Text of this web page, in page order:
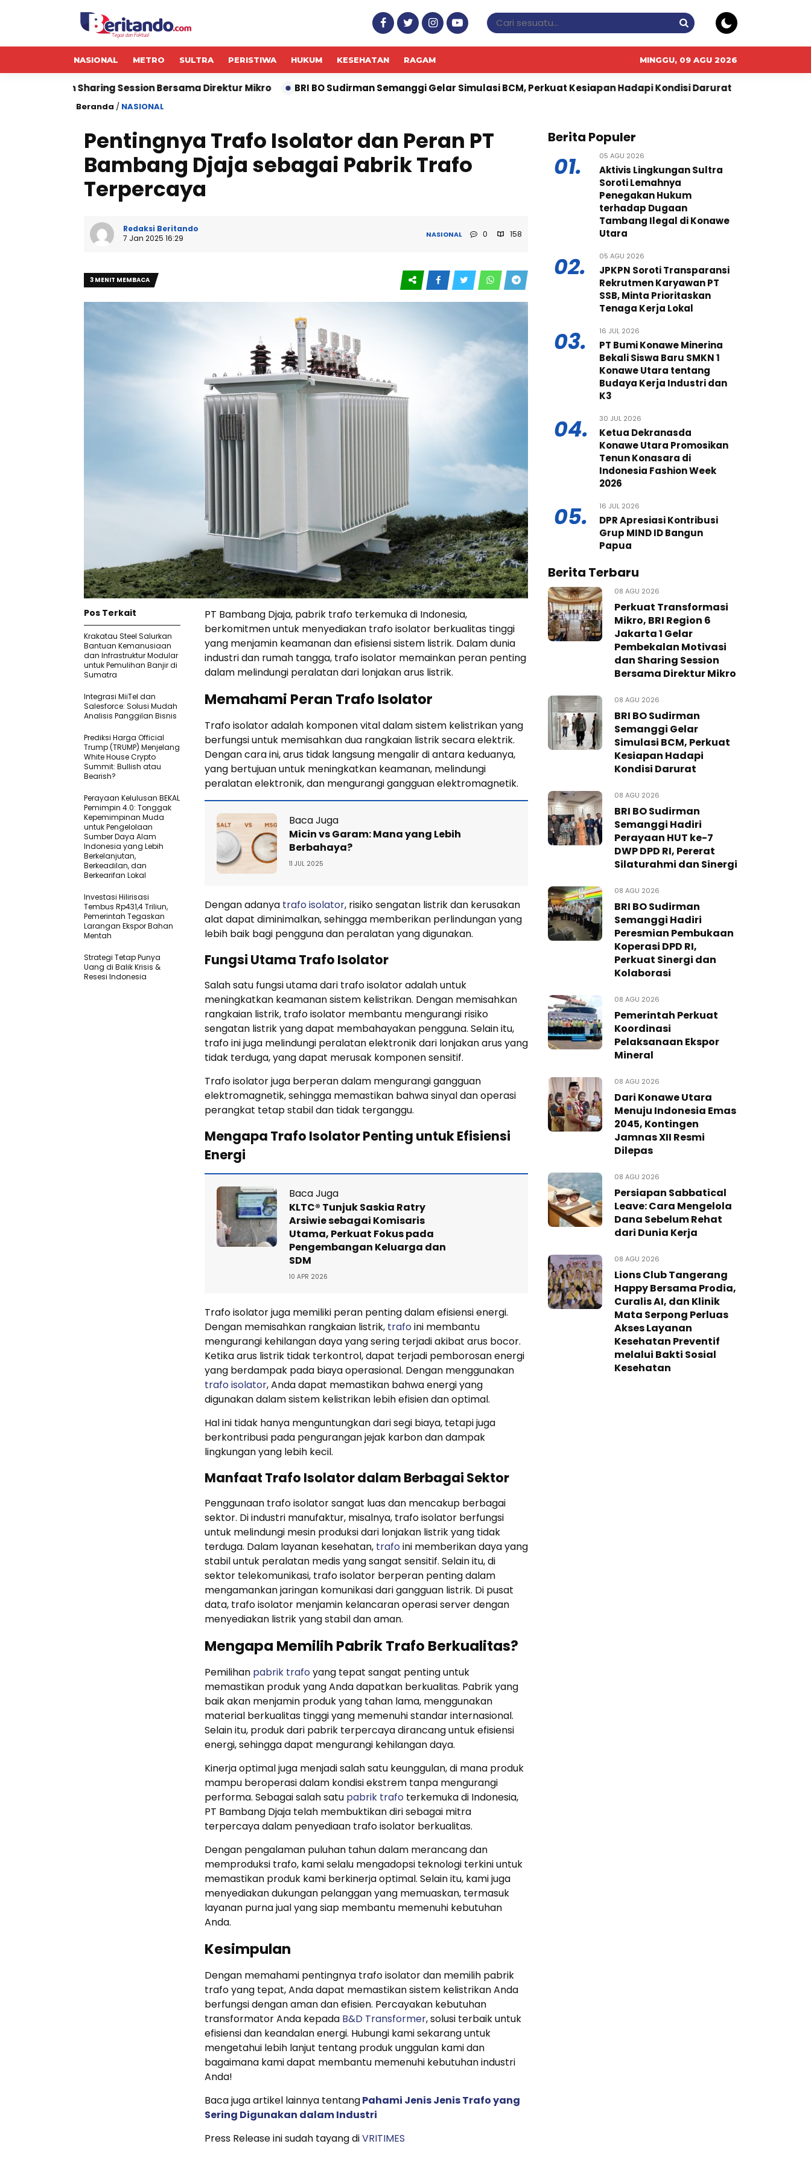
NASIONAL METRO SULTRA PERISTIWA HUKUM KESEHATAN RAGAM MINGGU, 09 AGU 2026
Session Bersama Direktur Mikro BRI BO Sudirman Semanggi Gelar Simulasi BCM, Perkuat Kesiapan Hadapi Kondisi Darurat BRI BO Sudirman Semanggi
Beranda / NASIONAL
Pentingnya Trafo Isolator dan Peran PT
Bambang Djaja sebagai Pabrik Trafo
Terpercaya
Redaksi Beritando
7 Jan 2025 16:29
NASIONAL 0 158
3 MENIT MEMBACA
PT Bambang Djaja, pabrik trafo terkemuka di Indonesia,
berkomitmen untuk menyediakan trafo isolator berkualitas tinggi
yang menjamin keamanan dan efisiensi sistem listrik. Dalam dunia
industri dan rumah tangga, trafo isolator memainkan peran penting
dalam melindungi peralatan dari lonjakan arus listrik.
Memahami Peran Trafo Isolator
Trafo isolator adalah komponen vital dalam sistem kelistrikan yang
berfungsi untuk memisahkan dua rangkaian listrik secara elektrik.
Dengan cara ini, arus tidak langsung mengalir di antara keduanya,
yang bertujuan untuk meningkatkan keamanan, melindungi
peralatan elektronik, dan mengurangi gangguan elektromagnetik.
Baca Juga
Micin vs Garam: Mana yang Lebih
Berbahaya?
11 JUL 2025
Dengan adanya trafo isolator, risiko sengatan listrik dan kerusakan
alat dapat diminimalkan, sehingga memberikan perlindungan yang
lebih baik bagi pengguna dan peralatan yang digunakan.
Fungsi Utama Trafo Isolator
Salah satu fungsi utama dari trafo isolator adalah untuk
meningkatkan keamanan sistem kelistrikan. Dengan memisahkan
rangkaian listrik, trafo isolator membantu mengurangi risiko
sengatan listrik yang dapat membahayakan pengguna. Selain itu,
trafo ini juga melindungi peralatan elektronik dari lonjakan arus yang
tidak terduga, yang dapat merusak komponen sensitif.
Trafo isolator juga berperan dalam mengurangi gangguan
elektromagnetik, sehingga memastikan bahwa sinyal dan operasi
perangkat tetap stabil dan tidak terganggu.
Mengapa Trafo Isolator Penting untuk Efisiensi
Energi
Baca Juga
KLTC® Tunjuk Saskia Ratry
Arsiwie sebagai Komisaris
Utama, Perkuat Fokus pada
Pengembangan Keluarga dan
SDM
10 APR 2026
Trafo isolator juga memiliki peran penting dalam efisiensi energi.
Dengan memisahkan rangkaian listrik, trafoini membantu
mengurangi kehilangan daya yang sering terjadi akibat arus bocor.
Ketika arus listrik tidak terkontrol, dapat terjadi pemborosan energi
yang berdampak pada biaya operasional. Dengan menggunakan
trafo isolator, Anda dapat memastikan bahwa energi yang
digunakan dalam sistem kelistrikan lebih efisien dan optimal.
Hal ini tidak hanya menguntungkan dari segi biaya, tetapi juga
berkontribusi pada pengurangan jejak karbon dan dampak
lingkungan yang lebih kecil.
Manfaat Trafo Isolator dalam Berbagai Sektor
Penggunaan trafo isolator sangat luas dan mencakup berbagai
sektor. Di industri manufaktur, misalnya, trafo isolator berfungsi
untuk melindungi mesin produksi dari lonjakan listrik yang tidak
terduga. Dalam layanan kesehatan, trafoini memberikan daya yang
stabil untuk peralatan medis yang sangat sensitif. Selain itu, di
sektor telekomunikasi, trafo isolator berperan penting dalam
mengamankan jaringan komunikasi dari gangguan listrik. Di pusat
data, trafo isolator menjamin kelancaran operasi server dengan
menyediakan listrik yang stabil dan aman.
Mengapa Memilih Pabrik Trafo Berkualitas?
Pemilihan pabrik trafoyang tepat sangat penting untuk
memastikan produk yang Anda dapatkan berkualitas. Pabrik yang
baik akan menjamin produk yang tahan lama, menggunakan
material berkualitas tinggi yang memenuhi standar internasional.
Selain itu, produk dari pabrik terpercaya dirancang untuk efisiensi
energi, sehingga dapat mengurangi kehilangan daya.
Kinerja optimal juga menjadi salah satu keunggulan, di mana produk
mampu beroperasi dalam kondisi ekstrem tanpa mengurangi
performa. Sebagai salah satu pabrik trafo terkemuka di Indonesia,
PT Bambang Djaja telah membuktikan diri sebagai mitra
terpercaya dalam penyediaan trafo isolator berkualitas.
Dengan pengalaman puluhan tahun dalam merancang dan
memproduksi trafo, kami selalu mengadopsi teknologi terkini untuk
memastikan produk kami berkinerja optimal. Selain itu, kami juga
menyediakan dukungan pelanggan yang memuaskan, termasuk
layanan purna jual yang siap membantu memenuhi kebutuhan
Anda.
Kesimpulan
Dengan memahami pentingnya trafo isolator dan memilih pabrik
trafo yang tepat, Anda dapat memastikan sistem kelistrikan Anda
berfungsi dengan aman dan efisien. Percayakan kebutuhan
transformator Anda kepada B&D Transformer, solusi terbaik untuk
efisiensi dan keandalan energi. Hubungi kami sekarang untuk
mengetahui lebih lanjut tentang produk unggulan kami dan
bagaimana kami dapat membantu memenuhi kebutuhan industri
Anda!
Baca juga artikel lainnya tentangPahami Jenis Jenis Trafo yang
Sering Digunakan dalam Industri
Press Release ini sudah tayang diVRITIMES
Pos Terkait
Krakatau Steel Salurkan
Bantuan Kemanusiaan
dan Infrastruktur Modular
untuk Pemulihan Banjir di
Sumatra
Integrasi MiiTel dan
Salesforce: Solusi Mudah
Analisis Panggilan Bisnis
Prediksi Harga Official
Trump (TRUMP) Menjelang
White House Crypto
Summit: Bullish atau
Bearish?
Perayaan Kelulusan BEKAL
Pemimpin 4.0: Tonggak
Kepemimpinan Muda
untuk Pengelolaan
Sumber Daya Alam
Indonesia yang Lebih
Berkelanjutan,
Berkeadilan, dan
Berkearifan Lokal
Investasi Hilirisasi
Tembus Rp431,4 Triliun,
Pemerintah Tegaskan
Larangan Ekspor Bahan
Mentah
Strategi Tetap Punya
Uang di Balik Krisis &
Resesi Indonesia
Berita Populer
01. 05 AGU 2026
Aktivis Lingkungan Sultra
Soroti Lemahnya
Penegakan Hukum
terhadap Dugaan
Tambang Ilegal di Konawe
Utara
02. 05 AGU 2026
JPKPN Soroti Transparansi
Rekrutmen Karyawan PT
SSB, Minta Prioritaskan
Tenaga Kerja Lokal
03. 16 JUL 2026
PT Bumi Konawe Minerina
Bekali Siswa Baru SMKN 1
Konawe Utara tentang
Budaya Kerja Industri dan
K3
04. 30 JUL 2026
Ketua Dekranasda
Konawe Utara Promosikan
Tenun Konasara di
Indonesia Fashion Week
2026
05. 16 JUL 2026
DPR Apresiasi Kontribusi
Grup MIND ID Bangun
Papua
Berita Terbaru
08 AGU 2026
Perkuat Transformasi
Mikro, BRI Region 6
Jakarta 1 Gelar
Pembekalan Motivasi
dan Sharing Session
Bersama Direktur Mikro
08 AGU 2026
BRI BO Sudirman
Semanggi Gelar
Simulasi BCM, Perkuat
Kesiapan Hadapi
Kondisi Darurat
08 AGU 2026
BRI BO Sudirman
Semanggi Hadiri
Perayaan HUT ke-7
DWP DPD RI, Pererat
Silaturahmi dan Sinergi
08 AGU 2026
BRI BO Sudirman
Semanggi Hadiri
Peresmian Pembukaan
Koperasi DPD RI,
Perkuat Sinergi dan
Kolaborasi
08 AGU 2026
Pemerintah Perkuat
Koordinasi
Pelaksanaan Ekspor
Mineral
08 AGU 2026
Dari Konawe Utara
Menuju Indonesia Emas
2045, Kontingen
Jamnas XII Resmi
Dilepas
08 AGU 2026
Persiapan Sabbatical
Leave: Cara Mengelola
Dana Sebelum Rehat
dari Dunia Kerja
08 AGU 2026
Lions Club Tangerang
Happy Bersama Prodia,
Curalis AI, dan Klinik
Mata Serpong Perluas
Akses Layanan
Kesehatan Preventif
melalui Bakti Sosial
Kesehatan